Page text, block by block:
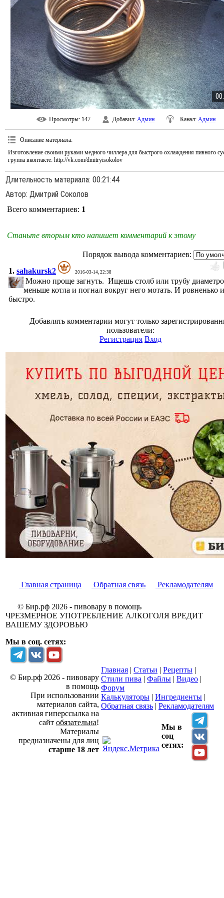
Просмотры: 147 Добавил: Админ Канал: Админ
Описание материала:
Изготовление своими руками медного чиллера для быстрого охлаждения пивного
группа вконтакте: http://vk.com/dmitryisokolov
Длительность материала: 00:21:44
Автор: Дмитрий Соколов
Всего комментариев: 1
Станьте вторым кто напишет комментарий к этому
Порядок вывода комментариев:
1. sahakursk2 2016-03-14, 22:38
Можно проще загнуть. Ищешь столб или трубу
меньше котла и погнал вокруг него мотать. И ровненько и
быстро.
Добавлять комментарии могут только
пользователи:
Регистрация Вход
Главная страница Обратная связь Рекламодателям
© Бир.рф 2026 - пивовару в помощь
ЧРЕЗМЕРНОЕ УПОТРЕБЛЕНИЕ АЛКОГОЛЯ ВРЕДИТ
ВАШЕМУ ЗДОРОВЬЮ
Мы в соц. сетях:
© Бир.рф 2026 - пивовару
в помощь
При использовании
материалов сайта,
активная гиперссылка на
сайт обязательна!
Материалы
предназначены для лиц
старше 18 лет
Главная | Статьи | Рецепты |
Стили пива | Файлы | Видео |
Форум
Калькуляторы | Ингредиенты |
Обратная связь | Рекламодателям
Мы в
соц
сетях: